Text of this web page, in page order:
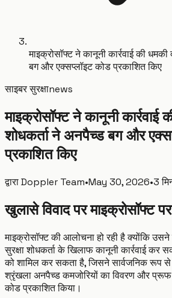
माइक्रोसॉफ्ट ने कानूनी कार्रवाई की
बग और एक्सप्लॉइट कोड प्रकाशित किए
साइबर सुरक्षाnews
माइक्रोसॉफ्ट ने कानूनी कार्रवाई
शोधकर्ता ने अनपैच्ड बग और
प्रकाशित किए
द्वाराDoppler Team•May 30, 2026•3
खुलासे विवाद पर माइक्रोसॉफ्ट
माइक्रोसॉफ्ट की आलोचना हो रही है क्योंकि
सुरक्षा शोधकर्ता के खिलाफ कानूनी कार्रवाई कर
को शामिल कर सकता है, जिसने सार्वजनिक रूप से
श्रृंखला अनपैच्ड कमजोरियों का विवरण और
कोड प्रकाशित किया।